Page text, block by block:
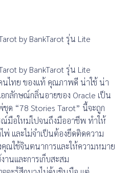
by BankTarot รุ่น Lite
by BankTarot รุ่น Lite
ไทย ของแท้ คุณภาพดี น่าใช้ น่า
กลักษณ์กลิ่นอายของ Oracle เป็น
ชุด “78 Stories Tarot” นี้จะถูก
มือใหม่ไปจนถึงมืออาชีพ ทำให้
และไม่จำเป็นต้องยึดติดความ
ณใช้จินตนาการและให้ความหมาย
านและการเก็บสะสม